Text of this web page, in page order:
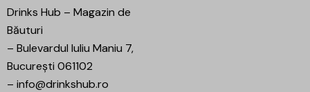
Drinks Hub – Magazin de
Băuturi
– Bulevardul Iuliu Maniu 7,
București 061102
– info@drinkshub.ro